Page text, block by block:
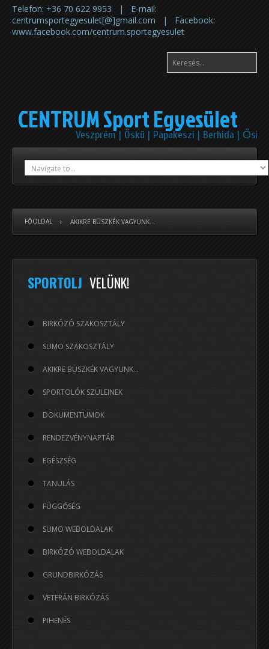
Telefon: +36 70 622 9953 | E-mail:
centrumsportegyesulet[@]gmail.com | Facebook:
www.facebook.com/centrum.sportegyesulet
CENTRUM Sport Egyesület
Veszprém | Öskü | Papakeszi | Berhida | Ősi
FŐOLDAL AKIKRE BÜSZKÉK VAGYUNK...
SPORTOLJ VELÜNK!
BIRKÓZÓ SZAKOSZTÁLY
SUMO SZAKOSZTÁLY
AKIKRE BÜSZKÉK VAGYUNK...
SPORTOLÓK SZÜLEINEK
DOKUMENTUMOK
RENDEZVÉNYNAPTÁR
EGÉSZSÉG
TANULÁS
FÜGGŐSÉG
SUMO WEBOLDALAK
BIRKÓZÓ WEBOLDALAK
GRUNDBIRKÓZÁS
VETERÁN BIRKÓZÁS
PIHENÉS
ElőzőElőző
Következő